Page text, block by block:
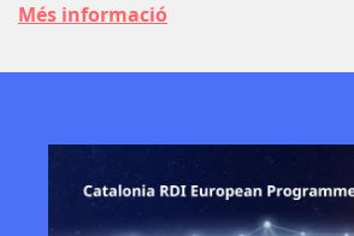
Més informació